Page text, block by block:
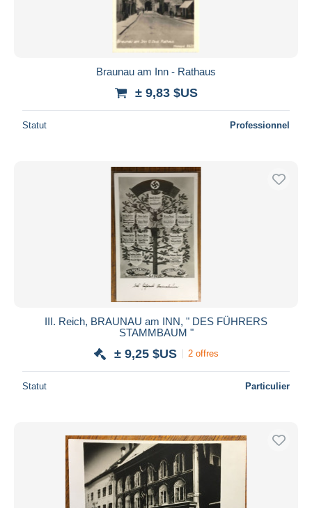
Braunau am Inn - Rathaus
± 9,83 $US
Statut Professionnel
III. Reich, BRAUNAU am INN, " DES FÜHRERS
STAMMBAUM "
± 9,25 $US 2 offres
Statut Particulier